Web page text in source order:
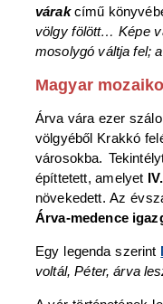
várakcímű
völgy fölött… Képe
mosolygó váltja fel;
Magyar
Árva vára ezer
völgyéből Krakkó
városokba.
építtetett, amelyet
növekedett. Az
Árva-medence
Egy legenda szerint
voltál, Péter, árva